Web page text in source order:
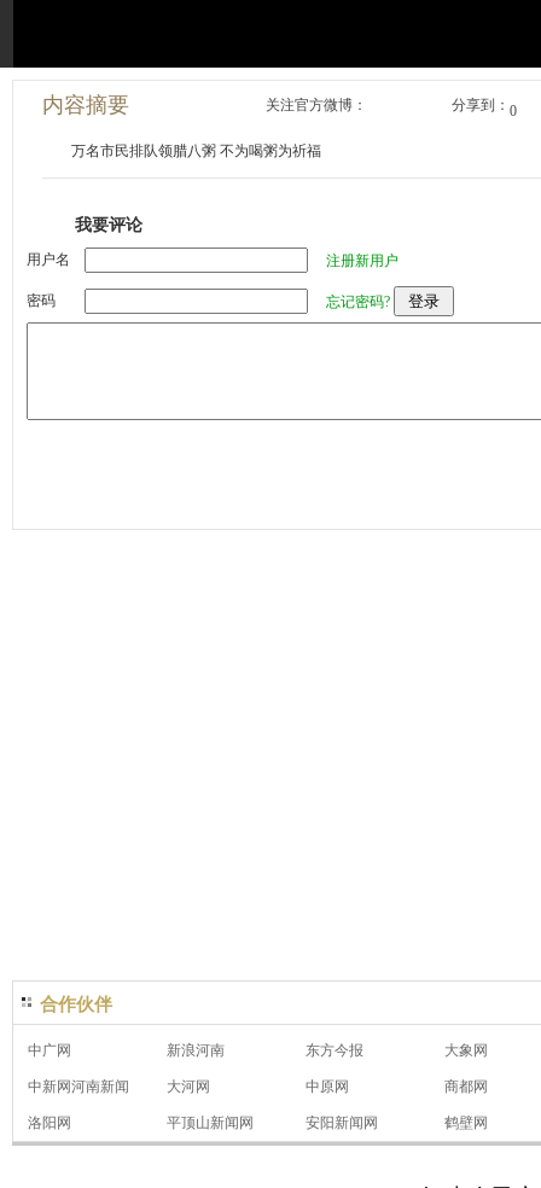
内容摘要 关注官方微博： 分享到： 0
万名市民排队领腊八粥 不为喝粥为祈福
我要评论
用户名 注册新用户
密码 忘记密码?
合作伙伴
中广网 新浪河南 东方今报 大象网
中新网河南新闻 大河网 中原网 商都网
洛阳网 平顶山新闻网 安阳新闻网 鹤壁网